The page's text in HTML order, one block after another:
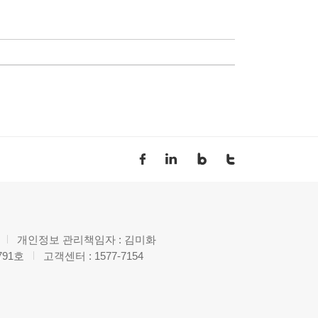
개인정보 관리책임자 : 김미화
호
고객센터 : 1577-7154